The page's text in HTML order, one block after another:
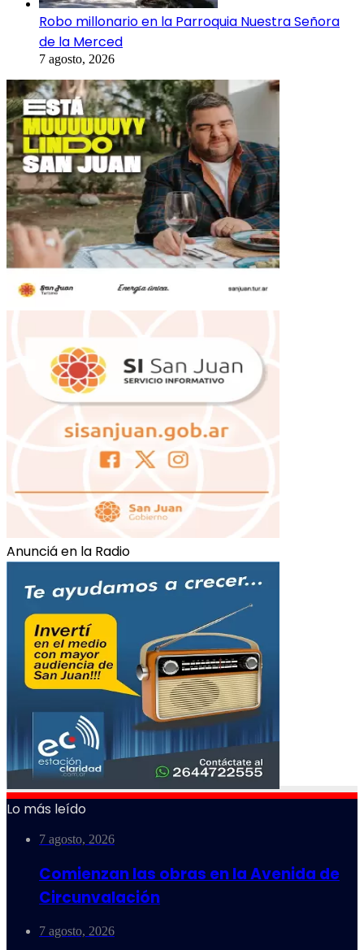
Robo millonario en la Parroquia Nuestra Señora
de la Merced
7 agosto, 2026
Anunciá en la Radio
Lo más leído
7 agosto, 2026
Comienzan las obras en la Avenida de
Circunvalación
7 agosto, 2026